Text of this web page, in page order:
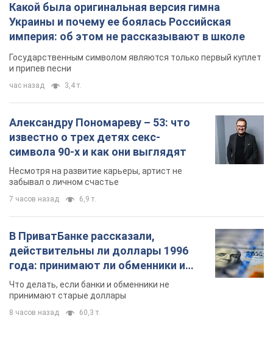
Какой была оригинальная версия гимна
Украины и почему ее боялась Российская
империя: об этом не рассказывают в школе
Государственным символом являются только первый куплет
и припев песни
час назад 3,4 т.
Александру Пономареву – 53: что
известно о трех детях секс-
символа 90-х и как они выглядят
Несмотря на развитие карьеры, артист не
забывал о личном счастье
7 часов назад 6,9 т.
В ПриватБанке рассказали,
действительны ли доллары 1996
года: принимают ли обменники и
банки такие купюры
Что делать, если банки и обменники не
принимают старые доллары
8 часов назад 60,3 т.